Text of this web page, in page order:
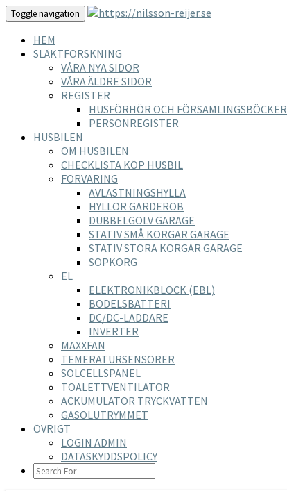
Toggle navigation
HEM
SLÄKTFORSKNING
VÅRA NYA SIDOR
VÅRA ÄLDRE SIDOR
REGISTER
HUSFÖRHÖR OCH FÖRSAMLINGSBÖCKER
PERSONREGISTER
HUSBILEN
OM HUSBILEN
CHECKLISTA KÖP HUSBIL
FÖRVARING
AVLASTNINGSHYLLA
HYLLOR GARDEROB
DUBBELGOLV GARAGE
STATIV SMÅ KORGAR GARAGE
STATIV STORA KORGAR GARAGE
SOPKORG
EL
ELEKTRONIKBLOCK (EBL)
BODELSBATTERI
DC/DC-LADDARE
INVERTER
MAXXFAN
TEMERATURSENSORER
SOLCELLSPANEL
TOALETTVENTILATOR
ACKUMULATOR TRYCKVATTEN
GASOLUTRYMMET
ÖVRIGT
LOGIN ADMIN
DATASKYDDSPOLICY
SEARCH
ICON